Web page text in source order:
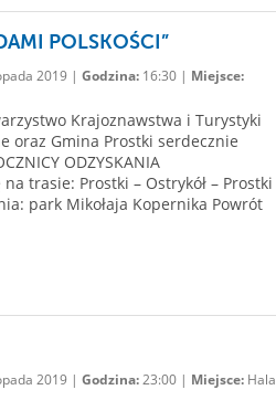
POLSKOŚCI”
2019 | Godzina:16:30 | Miejsce:
Krajoznawstwa i Turystyki
oraz Gmina Prostki serdecznie
ODZYSKANIA
trasie: Prostki – Ostrykół – Prostki
park Mikołaja Kopernika Powrót
2019 | Godzina:23:00 | Miejsce:Hala